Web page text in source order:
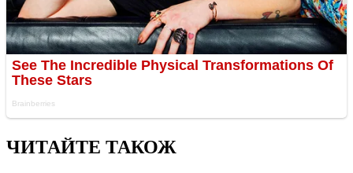
ЧИТАЙТЕ ТАКОЖ